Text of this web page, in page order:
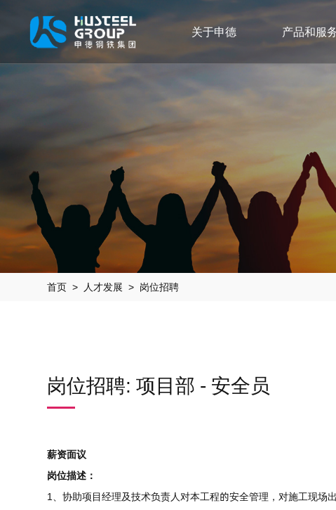
关于申德 产品和服
首页 > 人才发展 > 岗位招聘
岗位招聘: 项目部 - 安全员
薪资面议
岗位描述：
1、协助项目经理及技术负责人对本工程的安全管理，对施工现场